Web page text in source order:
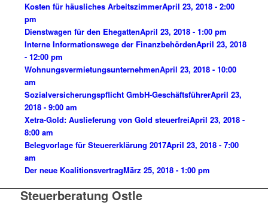
Kosten für häusliches ArbeitszimmerApril 23, 2018 - 2:00
pm
Dienstwagen für den EhegattenApril 23, 2018 - 1:00 pm
Interne Informationswege der FinanzbehördenApril 23, 2018
- 12:00 pm
WohnungsvermietungsunternehmenApril 23, 2018 - 10:00
am
Sozialversicherungspflicht GmbH-GeschäftsführerApril 23,
2018 - 9:00 am
Xetra-Gold: Auslieferung von Gold steuerfreiApril 23, 2018 -
8:00 am
Belegvorlage für Steuererklärung 2017April 23, 2018 - 7:00
am
Der neue KoalitionsvertragMärz 25, 2018 - 1:00 pm
Steuerberatung Ostle